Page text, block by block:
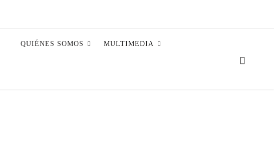
QUIÉNES SOMOS MULTIMEDIA